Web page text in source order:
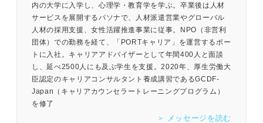
内の大学に入学し、心理学・教育学を学ぶ。卒業後は人材
サービスを展開するパソナで、人材派遣営業やグローバル
人材の採用支援、女性活躍推進事業に従事。NPO（非営利
団体）での勤務を経て、「PORTキャリア」を運営するポー
トに入社。キャリアアドバイザーとして年間400人と面談
し、延べ2500人にも及ぶ学生を支援。2020年、厚生労働大
臣認定のキャリアコンサルタント養成講習であるGCDF-
Japan（キャリアカウンセラートレーニングプログラム）
を修了
＞ メッセージを読む